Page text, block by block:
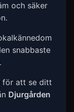
och säker
snabbaste
för att se ditt
Djurgården